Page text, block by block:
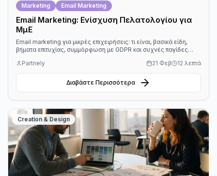
Marketing Email Marketing
Email Marketing: Ενίσχυση Πελατολογίου για
ΜμΕ
Email marketing για μικρές επιχειρήσεις: τι είναι, βασικά είδη,
βήματα επιτυχίας, συμμόρφωση με GDPR και συχνές παγίδες
Partnely
21 Φεβ 12 λεπτά
Διαβάστε Περισσότερα
Creation & Design